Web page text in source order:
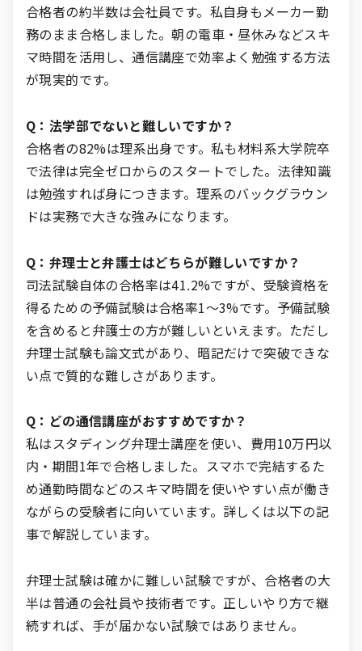
合格者の約半数は会社員です。私自身もメーカー勤
務のまま合格しました。朝の電車・昼休みなどスキ
マ時間を活用し、通信講座で効率よく勉強する方法
が現実的です。
Q：法学部でないと難しいですか？
合格者の82%は理系出身です。私も材料系大学院卒
で法律は完全ゼロからのスタートでした。法律知識
は勉強すれば身につきます。理系のバックグラウン
ドは実務で大きな強みになります。
Q：弁理士と弁護士はどちらが難しいですか？
司法試験自体の合格率は41.2%ですが、受験資格を
得るための予備試験は合格率1〜3%です。予備試験
を含めると弁護士の方が難しいといえます。ただし
弁理士試験も論文式があり、暗記だけで突破できな
い点で質的な難しさがあります。
Q：どの通信講座がおすすめですか？
私はスタディング弁理士講座を使い、費用10万円以
内・期間1年で合格しました。スマホで完結するた
め通勤時間などのスキマ時間を使いやすい点が働き
ながらの受験者に向いています。詳しくは以下の記
事で解説しています。
弁理士試験は確かに難しい試験ですが、合格者の大
半は普通の会社員や技術者です。正しいやり方で継
続すれば、手が届かない試験ではありません。